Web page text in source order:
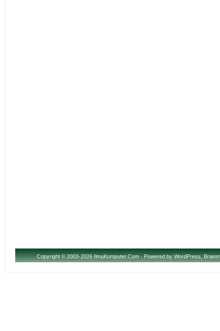
Copyright© 2003-2026 IlmuKomputer.Com · Powered byWordPress,